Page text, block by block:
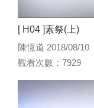
[ H04 ]素祭(上)
陳恆道 2018/08/10
觀看次數：7929